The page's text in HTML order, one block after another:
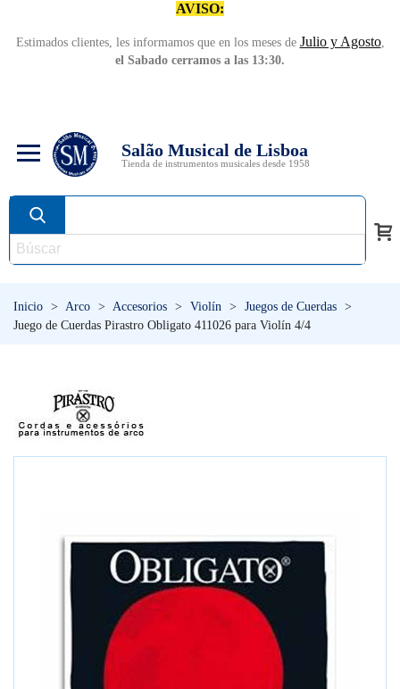
AVISO:
Estimados clientes, les informamos que en los meses de Julio y Agosto,
el Sabado cerramos a las 13:30.
Salão Musical de Lisboa
Tienda de instrumentos musicales desde 1958
Inicio > Arco > Accesorios > Violín > Juegos de Cuerdas >
Juego de Cuerdas Pirastro Obligato 411026 para Violín 4/4